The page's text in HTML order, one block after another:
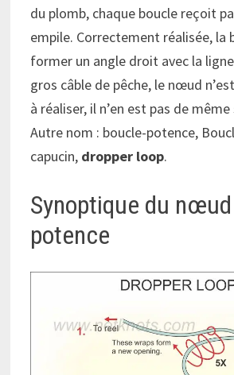
du plomb, chaque boucle reçoit
empile. Correctement réalisée, la
former un angle droit avec la
gros câble de pêche, le nœud
à réaliser, il n’en est pas de
Autre nom : boucle-potence,
capucin, dropper loop.
Synoptique du
potence